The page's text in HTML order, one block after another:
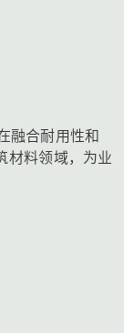
融合耐用性和
材料领域，为业